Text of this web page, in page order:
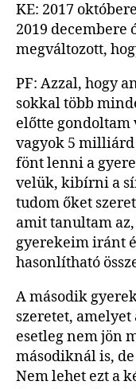
KE: 2017
2019 decembere
megváltozott,
PF: Azzal, hogy
sokkal több
előtte gondoltam
vagyok 5
fönt lenni a
velük, kibírni a
tudom őket
amit tanultam
gyerekeim iránt
hasonlítható
A második
szeretet,
esetleg nem jön
másodiknál is,
Nem lehet ezt a